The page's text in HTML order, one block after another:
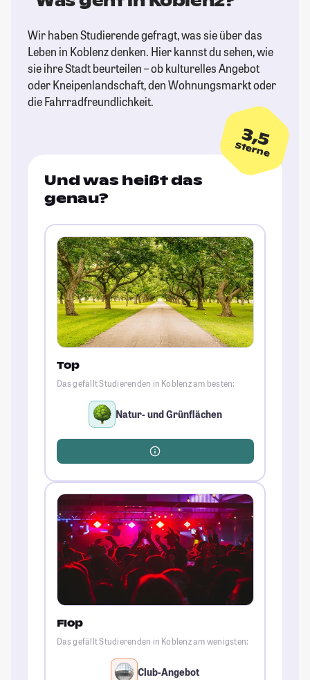
Wir haben Studierende gefragt, was sie über das
Leben in Koblenz denken. Hier kannst du sehen, wie
sie ihre Stadt beurteilen – ob kulturelles Angebot
oder Kneipenlandschaft, den Wohnungsmarkt oder
die Fahrradfreundlichkeit.
3,5
Sterne
Und was heißt das
genau?
Top
Das gefällt Studierenden in Koblenz am besten:
Natur- und Grünflächen
Flop
Das gefällt Studierenden in Koblenz am wenigsten:
Club-Angebot